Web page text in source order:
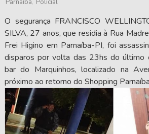
Parnaíba, Policial
O segurança FRANCISCO
SILVA, 27 anos, que residia à Rua
Frei Higino em Parnaíba-PI, foi
disparos por volta das 23hs do último
bar do Marquinhos, localizado na
próximo ao retorno do Shopping